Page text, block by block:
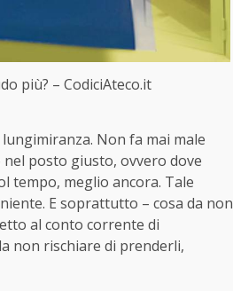
più? – CodiciAteco.it
Non fa mai male
posto giusto, ovvero dove
tempo, meglio ancora. Tale
E soprattutto – cosa da non
al conto corrente di
non rischiare di prenderli,